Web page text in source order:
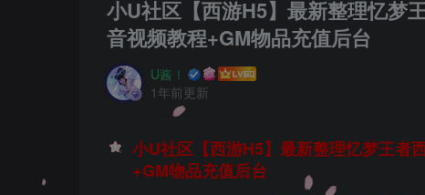
小U社区【西游H5】最新整理忆梦
音视频教程+GM物品充值后台
U酱！
1年前更新
小U社区【西游H5】最新整理忆梦王者
+GM物品充值后台